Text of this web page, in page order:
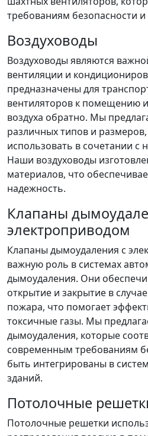
требованиям безопасности
Воздуховоды
Воздуховоды являются
вентиляции и
предназначены для
вентиляторов к помещению
воздуха обратно. Мы
различных типов и
использовать в сочетании
Наши воздуховоды
материалов, что
надежность.
Клапаны
электроприводом
Клапаны дымоудаления с
важную роль в системах
дымоудаления. Они
открытие и закрытие в
пожара, что помогает
токсичные газы. Мы
дымоудаления, которые
современным требованиям
быть интегрированы в
зданий.
Потолочные
Потолочные решетки